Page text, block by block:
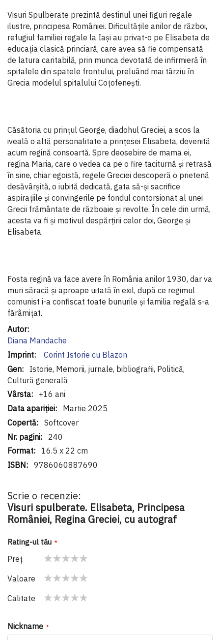
Visuri Spulberate prezintă destinul unei figuri regale
ilustre, principesa României. Dificultățile anilor de război,
refugiul familiei regale la Iași au privat-o pe Elisabeta de
educația clasică princiară, care avea să fie compensată
de latura caritabilă, prin munca devotată de infirmieră în
spitalele din spatele frontului, preluând mai târziu în
Grecia modelul spitalului Coțofenești.
Căsătoria cu prințul George, diadohul Greciei, a scos la
iveală o altă personalitate a prințesei Elisabeta, devenită
acum regină consoartă. Spre deosebire de mama ei,
regina Maria, care o vedea ca pe o fire taciturnă și retrasă
în sine, chiar egoistă, regele Greciei descoperă o prietenă
desăvârșită, o iubită dedicată, gata să-și sacrifice
aspirațiile și convingerile pe fondul contorsionat al unei
Grecii frământate de războaie și revolte. În cele din urmă,
acesta va fi și motivul despărțirii celor doi, George și
Elisabeta.
Fosta regină va face avere în România anilor 1930, dar va
muri săracă și aproape uitată în exil, după ce regimul
comunist i-a confiscat toate bunurile și familia regală s-a
fărâmițat.
Informaţii
suplimentare
Diana Mandache
Corint Istorie cu Blazon
Istorie, Memorii, jurnale, bibliografii, Politică,
Cultură generală
+16 ani
Martie 2025
Softcover
240
16.5 x 22 cm
9786060887690
Scrie o recenzie:
Visuri spulberate. Elisabeta, Principesa
României, Regina Greciei, cu autograf
Rating-ul tău
Preţ
star
stars
stars
stars
stars
Valoare
star
stars
stars
stars
stars
Calitate
Nickname